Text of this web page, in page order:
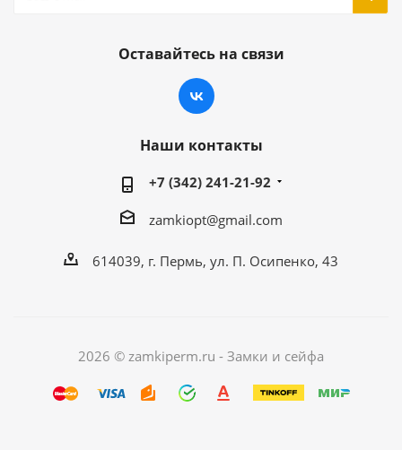
Оставайтесь на связи
Наши контакты
+7 (342) 241-21-92
zamkiopt@gmail.com
614039, г. Пермь, ул. П. Осипенко, 43
2026 © zamkiperm.ru - Замки и сейфа